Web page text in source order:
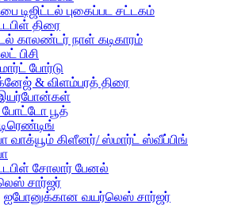
டிஜிட்டல் புகைப்பட சட்டகம்
திரை
காலண்டர் நாள் கடிகாரம்
பிசி
போர்டு
& விளம்பரத் திரை
போட்டோ பூத்
வாக்யூம் கிளீனர்/ ஸ்மார்ட் ஸ்வீப்பிங்
சோலார் பேனல்
சார்ஜர்
ஐபோனுக்கான வயர்லெஸ் சார்ஜர்